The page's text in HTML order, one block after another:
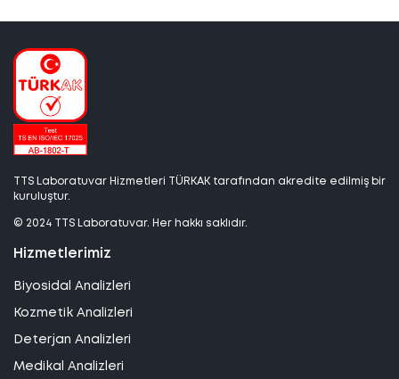
TTS Laboratuvar Hizmetleri TÜRKAK tarafından akredite edilmiş bir
kuruluştur.
© 2024 TTS Laboratuvar. Her hakkı saklıdır.
Hizmetlerimiz
Biyosidal Analizleri
Kozmetik Analizleri
Deterjan Analizleri
Medikal Analizleri